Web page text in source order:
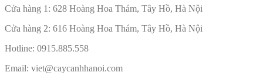
Cửa hàng 1: 628 Hoàng Hoa Thám, Tây Hồ, Hà Nội
Cửa hàng 2: 616 Hoàng Hoa Thám, Tây Hồ, Hà Nội
Hotline: 0915.885.558
Email: viet@caycanhhanoi.com